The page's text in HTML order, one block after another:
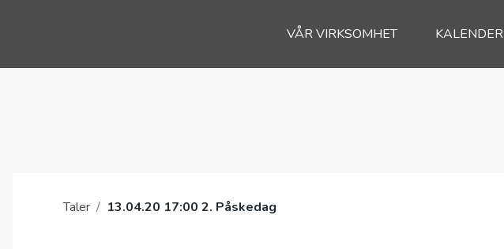
VÅR VIRKSOMHET KALENDER
Taler / 13.04.20 17:00 2. Påskedag